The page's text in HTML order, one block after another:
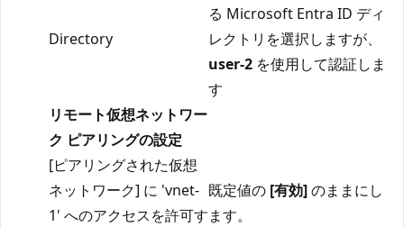
Directory
る Microsoft Entra ID ディ
レクトリを選択しますが、
user-2 を使用して認証しま
す
リモート仮想ネットワー
ク ピアリングの設定
[ピアリングされた仮想
ネットワーク] に 'vnet-
1' へのアクセスを許可す
既定値の [有効]のままにし
ます。